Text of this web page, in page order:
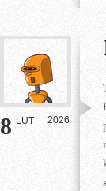
8 LUT 2026